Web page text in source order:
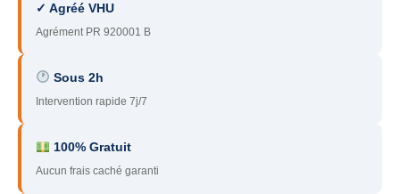
92 – Hauts-de-Seine
94 – Val-de-Marne
91 – Essonne
✓ Agréé VHU
Agrément PR 920001 B
Sous 2h
Intervention rapide 7j/7
100% Gratuit
Aucun frais caché garanti